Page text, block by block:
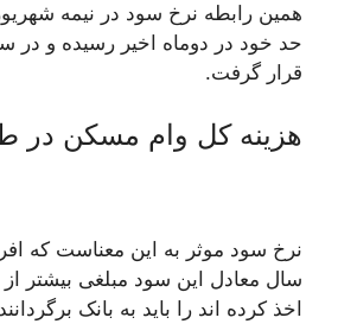
همین رابطه نرخ سود در نیمه
قرار گرفت.
هزینه کل وام مسکن در طول
سال معادل این سود مبلغی بیشتر از
اخذ کرده اند را باید به بانک